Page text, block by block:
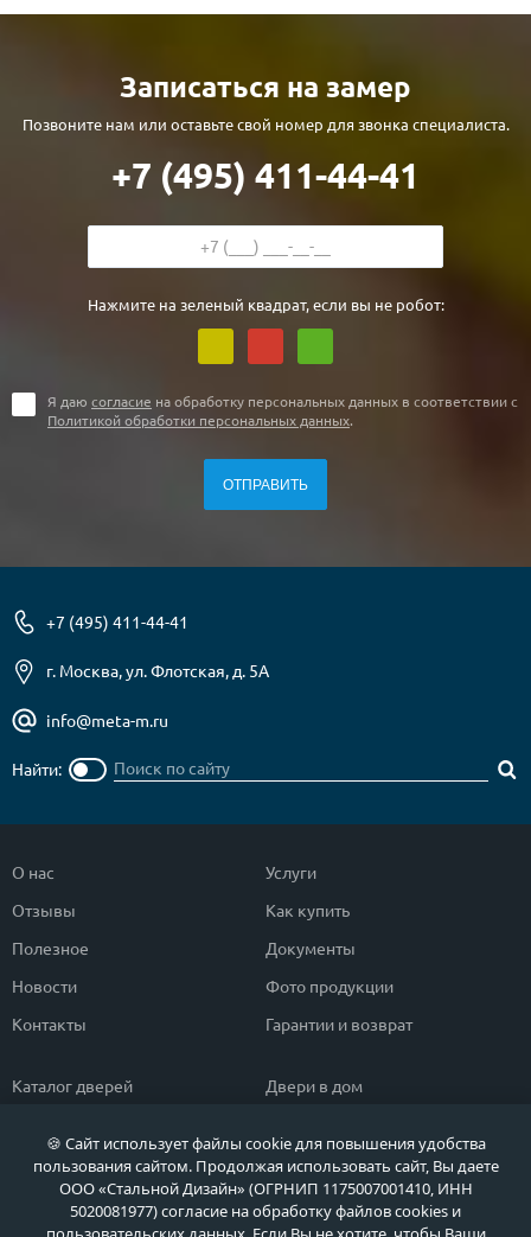
Записаться на замер
Позвоните нам или оставьте свой номер для звонка специалиста.
+7 (495) 411-44-41
Нажмите на зеленый квадрат, если вы не робот:
Я даю согласие на обработку персональных данных в соответствии с
Политикой обработки персональных данных
+7 (495) 411-44-41
г. Москва, ул. Флотская, д. 5А
info@meta-m.ru
Найти:
О нас
Отзывы
Полезное
Новости
Контакты
Услуги
Как купить
Документы
Фото продукции
Гарантии и возврат
Каталог дверей
Популярные двери
Быстрый подбор двери
Двери в дом
Двери в квартиру
Тамбурные двери
🍪 Сайт использует файлы cookie для повышения удобства
пользования сайтом. Продолжая использовать сайт, Вы даете
ООО «Стальной Дизайн» (ОГРНИП 1175007001410, ИНН
5020081977) согласие на обработку файлов cookies и